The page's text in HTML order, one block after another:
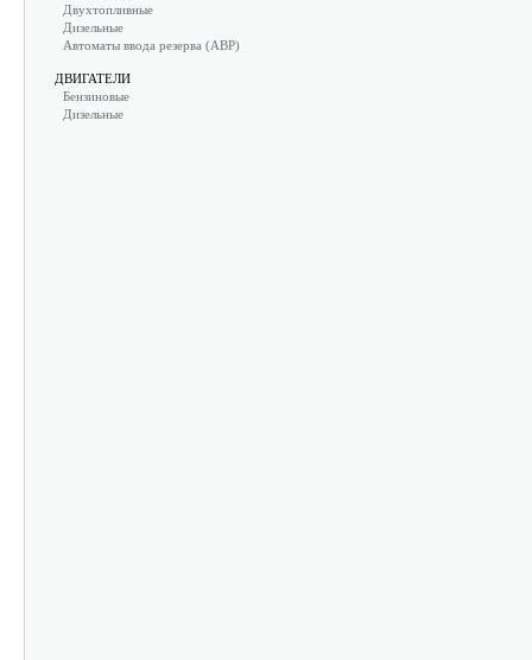
Двухтопливные
Дизельные
Автоматы ввода резерва (АВР)
ДВИГАТЕЛИ
Бензиновые
Дизельные